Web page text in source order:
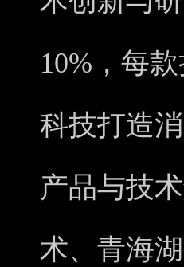
10%，每
科技打造
产品与技
术、青海